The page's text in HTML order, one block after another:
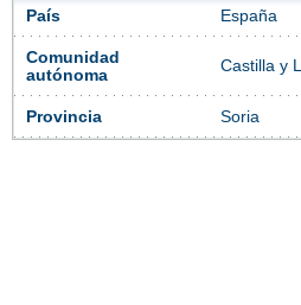
País España
Comunidad
autónoma
Castilla y
Provincia Soria